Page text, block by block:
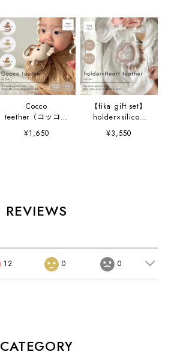
Cocco
teether（コッコテ
ィーザー )
¥1,650
【fika gift set】
holder×silicon
teether (Heart)
set
¥3,550
REVIEWS
12 0 0
CATEGORY